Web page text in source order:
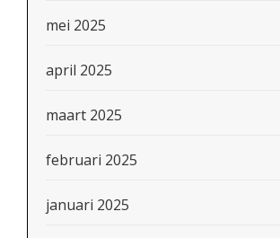
mei 2025
april 2025
maart 2025
februari 2025
januari 2025